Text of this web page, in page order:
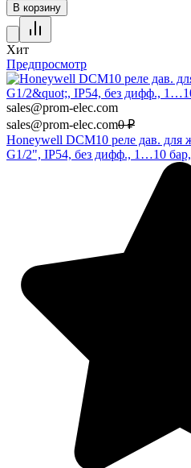
В корзину
Хит
Предпросмотр
sales@prom-elec.com
sales@prom-elec.com0 ₽
Honeywell DCM10 реле дав. для
G1/2", IP54, без дифф., 1…10